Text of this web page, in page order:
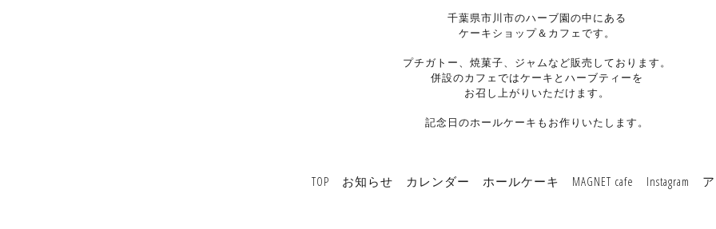
千葉県市川市のハーブ園の中にある
ケーキショップ＆カフェです。
プチガトー、焼菓子、ジャムなど販売しております。
併設のカフェではケーキとハーブティーを
お召し上がりいただけます。
記念日のホールケーキもお作りいたします。
TOP お知らせ カレンダー ホールケーキ MAGNET cafe Instagram